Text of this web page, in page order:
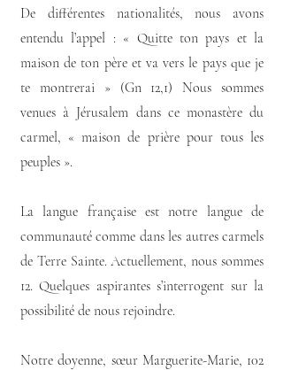
De différentes nationalités, nous avons
entendu l’appel : « Quitte ton pays et la
maison de ton père et va vers le pays que je
te montrerai » (Gn 12,1) Nous sommes
venues à Jérusalem dans ce monastère du
carmel, « maison de prière pour tous les
peuples ».
La langue française est notre langue de
communauté comme dans les autres carmels
de Terre Sainte. Actuellement, nous sommes
12. Quelques aspirantes s’interrogent sur la
possibilité de nous rejoindre.
Notre doyenne, sœur Marguerite-Marie, 102